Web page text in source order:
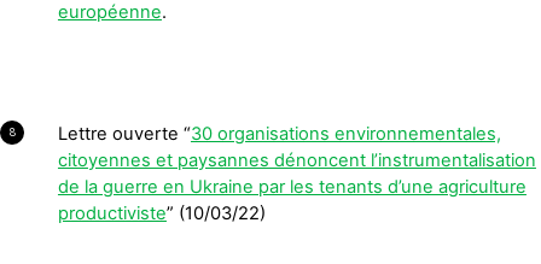
européenne.
8 Lettre ouverte “30 organisations environnementales,
citoyennes et paysannes dénoncent l’instrumentalisation
de la guerre en Ukraine par les tenants d’une agriculture
productiviste” (10/03/22)